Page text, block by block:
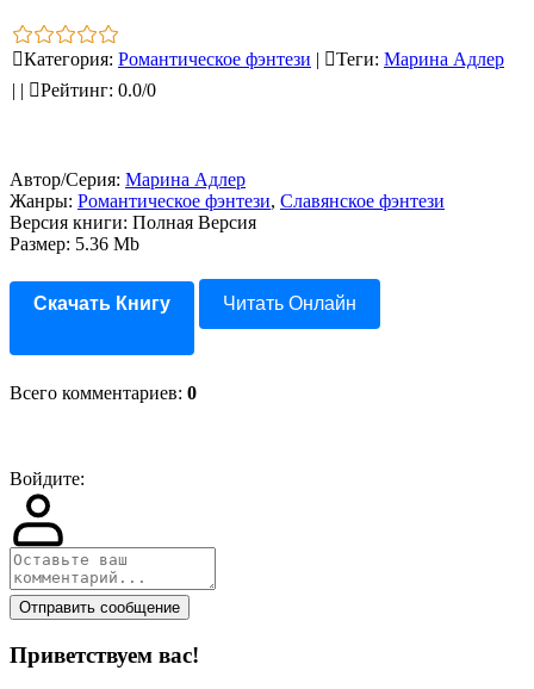
Категория: Романтическое фэнтези | Теги: Марина Адлер
| | Рейтинг: 0.0/0
Автор/Серия: Марина Адлер
Жанры: Романтическое фэнтези, Славянское фэнтези
Версия книги: Полная Версия
Размер: 5.36 Mb
Скачать Книгу Читать Онлайн
Всего комментариев: 0
Войдите:
Отправить сообщение
Приветствуем вас!